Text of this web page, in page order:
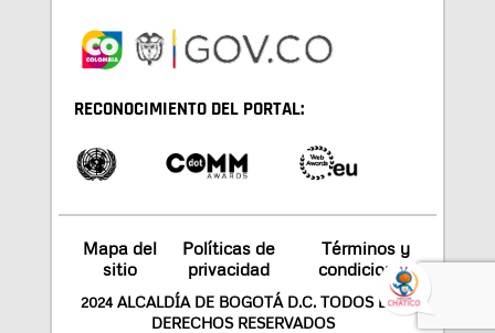
RECONOCIMIENTO DEL PORTAL:
Mapa del
sitio
Políticas de
privacidad
Términos y
condiciones
2024 ALCALDÍA DE BOGOTÁ D.C. TODOS LOS
DERECHOS RESERVADOS